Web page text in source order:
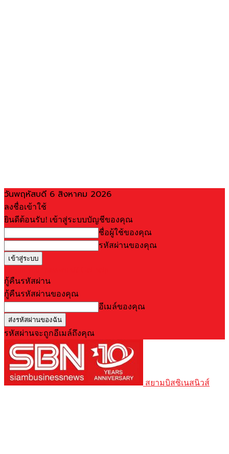
วันพฤหัสบดี 6 สิงหาคม 2026
ลงชื่อเข้าใช้
ยินดีต้อนรับ! เข้าสู่ระบบบัญชีของคุณ
ชื่อผู้ใช้ของคุณ
รหัสผ่านของคุณ
กู้คืนรหัสผ่าน
กู้คืนรหัสผ่านของคุณ
อีเมล์ของคุณ
รหัสผ่านจะถูกอีเมล์ถึงคุณ
สยามบิสซิเนสนิวส์